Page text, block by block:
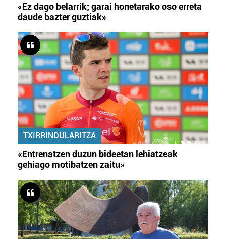
«Ez dago belarrik; garai honetarako oso erreta
daude bazter guztiak»
TXIRRINDULARITZA
«Entrenatzen duzun bideetan lehiatzeak
gehiago motibatzen zaitu»